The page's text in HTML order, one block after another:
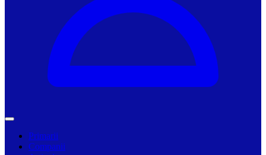
Primarii
Companii